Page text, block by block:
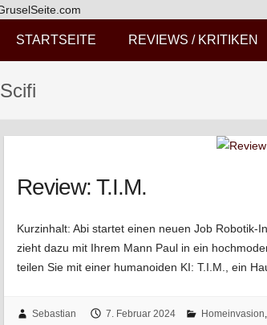
STARTSEITE REVIEWS / KRITIKEN
Scifi
Review: T.I.M.
Kurzinhalt: Abi startet einen neuen Job Robotik-
zieht dazu mit Ihrem Mann Paul in ein
teilen Sie mit einer humanoiden KI: T.I.M., ein
Sebastian 7. Februar 2024 Homeinvasion,